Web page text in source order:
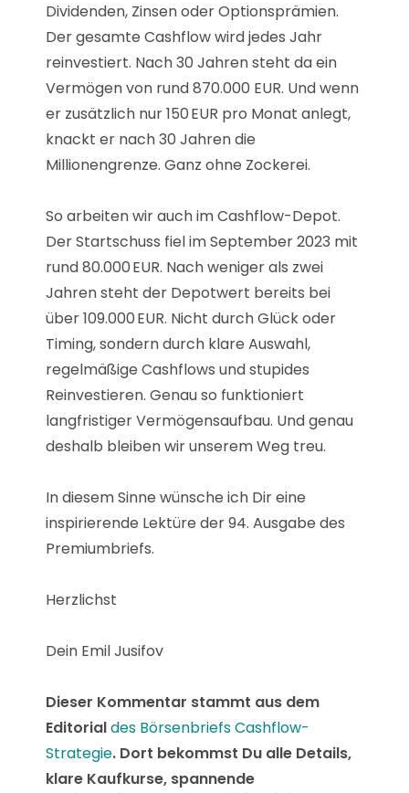
Dividenden, Zinsen oder Optionsprämien.
Der gesamte Cashflow wird jedes Jahr
reinvestiert. Nach 30 Jahren steht da ein
Vermögen von rund 870.000 EUR. Und wenn
er zusätzlich nur 150 EUR pro Monat anlegt,
knackt er nach 30 Jahren die
Millionengrenze. Ganz ohne Zockerei.
So arbeiten wir auch im Cashflow-Depot.
Der Startschuss fiel im September 2023 mit
rund 80.000 EUR. Nach weniger als zwei
Jahren steht der Depotwert bereits bei
über 109.000 EUR. Nicht durch Glück oder
Timing, sondern durch klare Auswahl,
regelmäßige Cashflows und stupides
Reinvestieren. Genau so funktioniert
langfristiger Vermögensaufbau. Und genau
deshalb bleiben wir unserem Weg treu.
In diesem Sinne wünsche ich Dir eine
inspirierende Lektüre der 94. Ausgabe des
Premiumbriefs.
Herzlichst
Dein Emil Jusifov
Dieser Kommentar stammt aus dem
Editorialdes Börsenbriefs Cashflow-
Strategie. Dort bekommst Du alle Details,
klare Kaufkurse, spannende